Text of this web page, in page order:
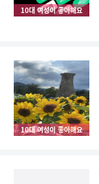
10대 여성이 좋아해요
10대 여성이 좋아해요